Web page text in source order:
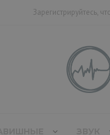
Зарегистрируйтесь,